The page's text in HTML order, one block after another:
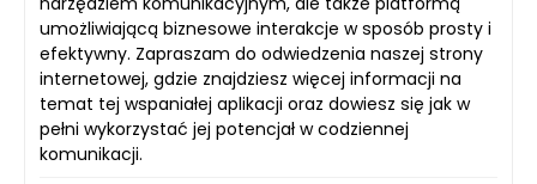
umożliwiającą biznesowe interakcje w sposób prosty i
efektywny. Zapraszam do odwiedzenia naszej strony
internetowej, gdzie znajdziesz więcej informacji na
temat tej wspaniałej aplikacji oraz dowiesz się jak w
pełni wykorzystać jej potencjał w codziennej
komunikacji.